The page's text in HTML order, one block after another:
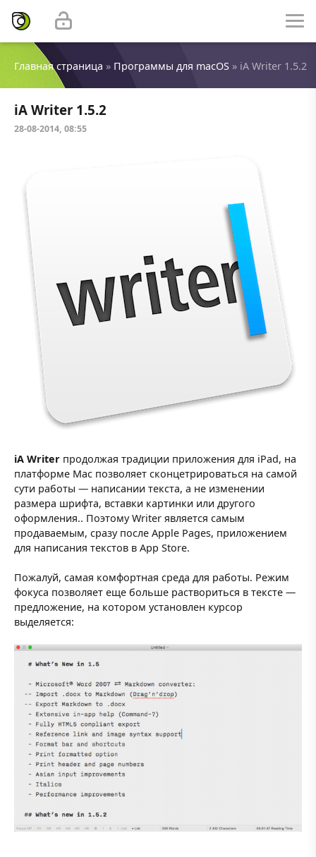
Главная страница » Программы для macOS » iA Writer 1.5.2
iA Writer 1.5.2
28-08-2014, 08:55
iA Writer продолжая традиции приложения для iPad, на
платформе Mac позволяет сконцетрироваться на самой
сути работы — написании текста, а не изменении
размера шрифта, вставки картинки или другого
оформления.. Поэтому Writer является самым
продаваемым, сразу после Apple Pages, приложением
для написания текстов в App Store.
Пожалуй, самая комфортная среда для работы. Режим
фокуса позволяет еще больше раствориться в тексте —
предложение, на котором установлен курсор
выделяется: